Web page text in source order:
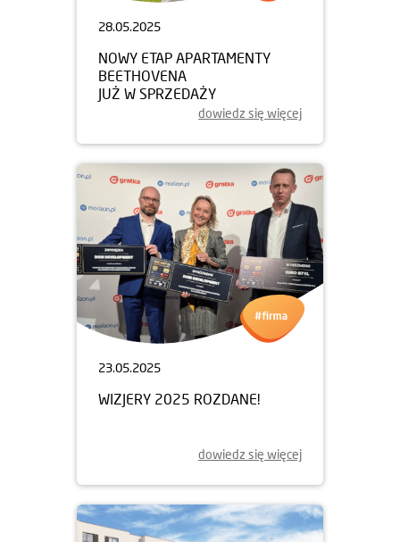
28.05.2025
NOWY ETAP APARTAMENTY
BEETHOVENA
JUŻ W SPRZEDAŻY
dowiedz się więcej
23.05.2025
WIZJERY 2025 ROZDANE!
dowiedz się więcej